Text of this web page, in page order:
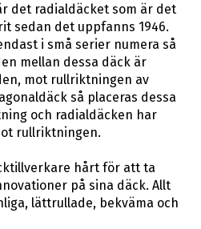
sedan det uppfanns 1946.
i små serier numera så
mellan dessa däck är
mot rullriktningen av
så placeras dessa
och radialdäcken har
rullriktningen.
hårt för att ta
på sina däck. Allt
lättrullade, bekväma och